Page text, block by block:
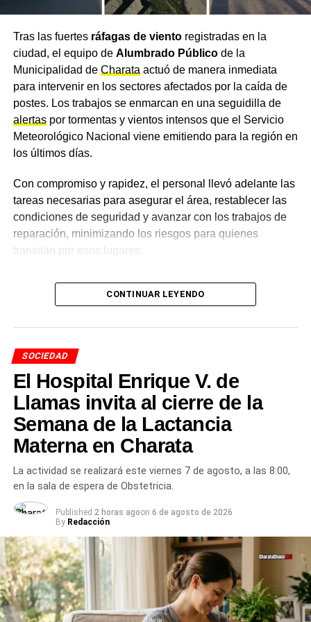
TEMAS RELACIONADOS
ALERTA AMARILLA CHACO
ALERTA SMN
CLIMA CHACO
CLIMA CHARATA JUNIO 2026
FRÍO EXTREMO CHACO
NOTICIAS CHARATA
NOTICIAS DE CHARATA CHACO HOY
TEMPERATURA CHARATA
ACTUALIDAD
Clima en Charata hoy: madrugada polar con
2,7°C y máxima de casi 18 grados este martes
NOTICIAS
con venta de bolsas de residuos en la ciudad
Tras las fuertes ráfagas de vientoregistradas en la
ciudad, el equipo de Alumbrado Públicode la
Municipalidad de Charata actuó de manera inmediata
para intervenir en los sectores afectados por la caída de
postes. Los trabajos se enmarcan en una seguidilla de
alertaspor tormentas y vientos intensos que el Servicio
Meteorológico Nacional viene emitiendo para la región en
los últimos días.
Con compromiso y rapidez, el personal llevó adelante las
tareas necesarias para asegurar el área, restablecer las
condiciones de seguridad y avanzar con los trabajos de
reparación, minimizando los riesgos para quienes
transitan por esos lugares.
El trabajo de los equipos
reflejan el compromiso de los trabajadores municipales,
que responden con responsabilidad ante cada situación
para brindar soluciones y cuidar a toda la comunidad de
Charata .
Másnoticias de CharataenCharataChaco.Net.
CONTINUAR LEYENDO
SOCIEDAD
El Hospital Enrique V. de
Llamas invita al cierre de la
Semana de la Lactancia
Materna en Charata
La actividad se realizará este viernes 7 de agosto, a las 8:00,
en la sala de espera de Obstetricia.
Published 2 horas agoon 6 de agosto de 2026
By Redacción